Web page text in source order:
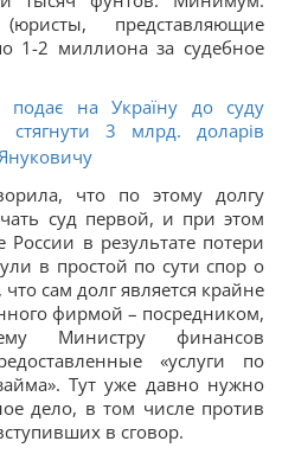
представляющие
1-2 миллиона за судебное
подає на Україну до суду
стягнути 3 млрд. доларів
что по этому долгу
суд первой, и при этом
в результате потери
в простой по сути спор о
сам долг является крайне
фирмой – посредником,
Министру финансов
«услуги по
Тут уже давно нужно
дело, в том числе против
в сговор.